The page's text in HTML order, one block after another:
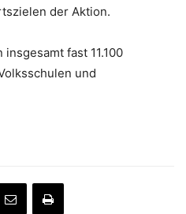
der Aktion.
fast 11.100
und